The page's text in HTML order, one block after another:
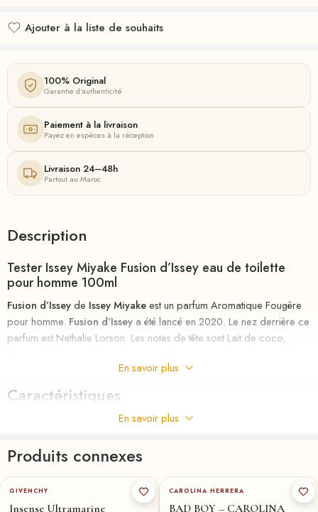
Ajouter à la liste de souhaits
100% Original
Garantie d'authenticité
Paiement à la livraison
Payez en espèces à la réception
Livraison 24–48h
Partout au Maroc
Description
Tester Issey Miyake Fusion d’Issey eau de toilette
pour homme 100ml
Fusion d’Isseyde Issey Miyakeest un parfum Aromatique Fougère
pour homme. Fusion d’Issey a été lancé en 2020. Le nez derrière ce
parfum est Nathalie Lorson. Les notes de tête sont Lait de coco,
Romarin, Géranium et Cardamome; les notes de fond sont
Ambroxan, Notes boisées et Patchouli.
Parfumau meilleurs
MAROC , le nouveau parfum D’un homme pleinement accompli.
Capable de surmonter tous les challenges, il ne prend jamais rien
pour acquis et continue obstinément de suivre le chemin qu’il s’est
En savoir plus
Caractéristiques
En savoir plus
Produits connexes
100-ml ★
GIVENCHY
Insense Ultramarine
CAROLINA HERRERA
BAD BOY – CAROLINA